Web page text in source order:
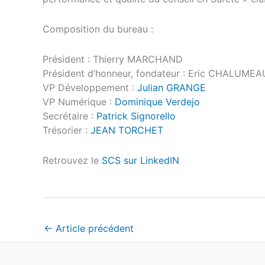
Composition du bureau :
Président : Thierry MARCHAND
Président d’honneur, fondateur : Eric
VP Développement : Julian GRANGE
VP Numérique : Dominique Verdejo
Secrétaire : Patrick Signorello
Trésorier : JEAN TORCHET
Retrouvez le SCS sur LinkedIN
← Article précédent